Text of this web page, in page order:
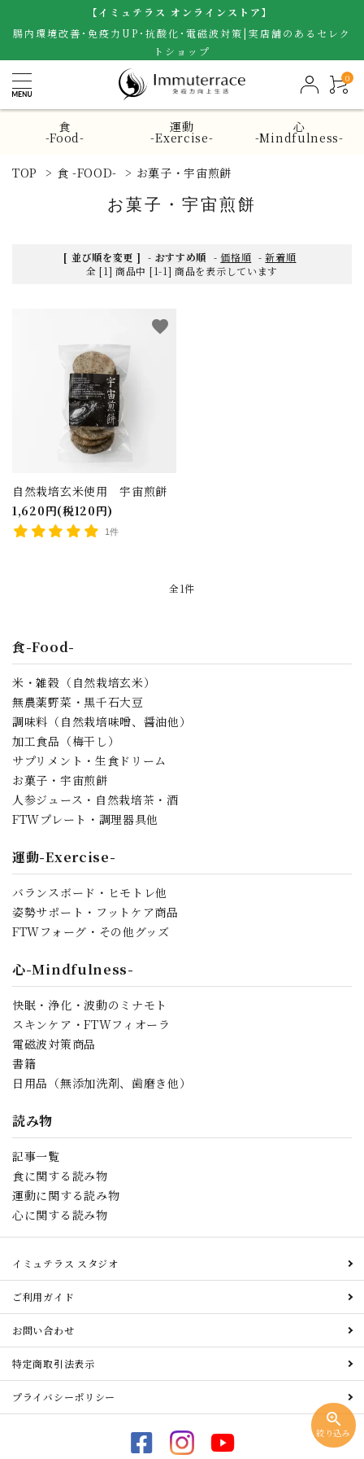
【イミュテラス オンラインストア】
腸内環境改善･免疫力UP･抗酸化･電磁波対策|実店舗のあるセレク
トショップ
0
食
-Food-
運動
-Exercise-
心
-Mindfulness-
TOP > 食 -FOOD- > お菓子・宇宙煎餅
お菓子・宇宙煎餅
[ 並び順を変更 ] - おすすめ順 -価格順 -新着順
全 [1] 商品中 [1-1] 商品を表示しています
自然栽培玄米使用 宇宙煎餅
1,620円(税120円)
1件
favorite
全1件
zoom_in
絞り込み
カテゴリー
検索する
食-Food-
米・雑穀（自然栽培玄米）
無農薬野菜・黒千石大豆
調味料（自然栽培味噌、醤油他）
加工食品（梅干し）
サプリメント・生食ドリーム
お菓子・宇宙煎餅
人参ジュース・自然栽培茶・酒
FTWプレート・調理器具他
運動-Exercise-
バランスボード・ヒモトレ他
姿勢サポート・フットケア商品
FTWフォーグ・その他グッズ
心-Mindfulness-
快眠・浄化・波動のミナモト
スキンケア・FTWフィオーラ
電磁波対策商品
書籍
日用品（無添加洗剤、歯磨き他）
読み物
記事一覧
食に関する読み物
運動に関する読み物
心に関する読み物
イミュテラス スタジオ
ご利用ガイド
お問い合わせ
特定商取引法表示
プライバシーポリシー